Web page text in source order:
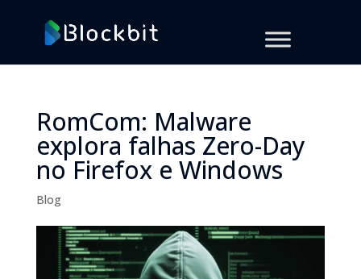
RomCom: Malware
explora falhas Zero-Day
no Firefox e Windows
Blog